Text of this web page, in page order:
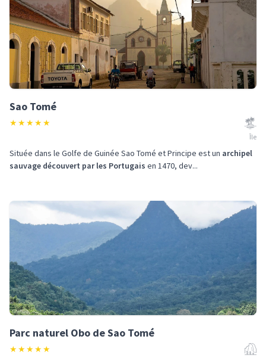
Sao Tomé
★★★★★
Île
Située dans le Golfe de Guinée Sao Tomé et Principe est un archipel
sauvage découvert par les Portugais en 1470, dev...
Parc naturel Obo de Sao Tomé
★★★★★